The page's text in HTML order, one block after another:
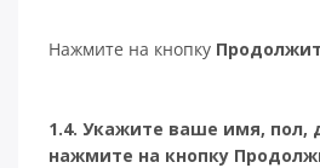
Нажмите на кнопку
1.4. Укажите ваше имя, пол,
нажмите на кнопку